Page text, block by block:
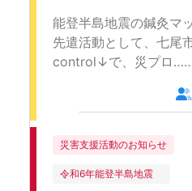
能登半島地震の鍼灸マ
先遣活動として、七尾
control↓で、災プロ
災害支援活動のお知らせ
令和6年能登半島地震